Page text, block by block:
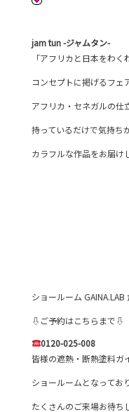
jam tun -ジャムタン-
「アフリカと日本をわく
コンセプトに掲げるフェ
アフリカ・セネガルの仕
持っているだけで気持ち
カラフルな作品をお届け
ショールーム
⇩ご予約はこちらまで⇩
0120-025-008
皆様の遮熱・断熱塗料ガ
ショールームとなってお
たくさんのご来場お待ち